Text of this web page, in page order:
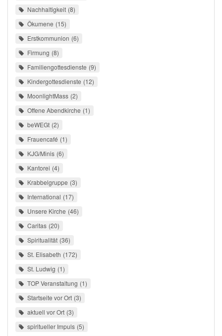
Nachhaltigkeit 8
Ökumene 15
Erstkommunion 6
Firmung 8
Familiengottesdienste 9
Kindergottesdienste 12
MoonlightMass 2
Offene Abendkirche 1
beWEGt 2
Frauencafé 1
KJG/Minis 6
Kantorei 4
Krabbelgruppe 3
International 17
Unsere Kirche 46
Caritas 20
Spiritualität 36
St. Elisabeth 172
St. Ludwig 1
TOP Veranstaltung 1
Startseite vor Ort 3
aktuell vor Ort 3
spiritueller Impuls 5